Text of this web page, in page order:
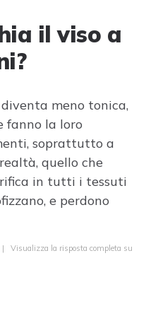
il viso a
meno tonica,
fanno la loro
soprattutto a
quello che
in tutti i tessuti
e perdono
| Visualizza la risposta completa su